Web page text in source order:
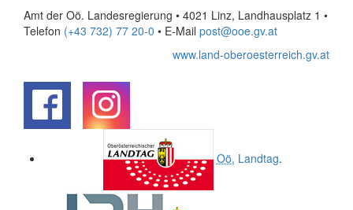
Amt der Oö. Landesregierung • 4021 Linz, Landhausplatz 1 •
Telefon (+43 732) 77 20-0 • E-Mail post@ooe.gv.at
www.land-oberoesterreich.gv.at
Oö. Landtag.